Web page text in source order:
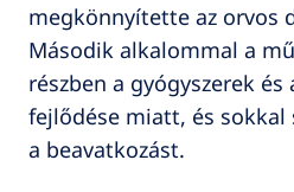
megkönnyítette az orvos
Második alkalommal a
részben a gyógyszerek
fejlődése miatt, és sokkal
a beavatkozást.